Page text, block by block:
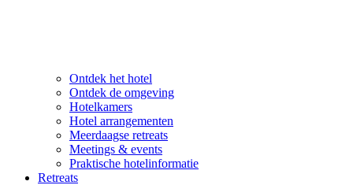
Ontdek het hotel
Ontdek de omgeving
Hotelkamers
Hotel arrangementen
Meerdaagse retreats
Meetings & events
Praktische hotelinformatie
Retreats